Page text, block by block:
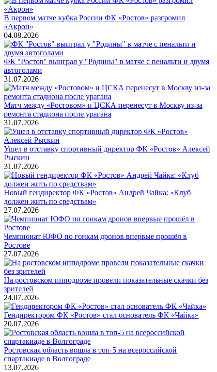
В первом матче кубка России ФК «Ростов» разгромил
«Акрон»
04.08.2026
ФК "Ростов" выиграл у "Родины" в матче с пенальти и двумя
автоголами
31.07.2026
Матч между «Ростовом» и ЦСКА перенесут в Москву из-за
ремонта стадиона после урагана
31.07.2026
Ушел в отставку спортивный директор ФК «Ростов» Алексей
Рыскин
31.07.2026
Новый гендиректор ФК «Ростов» Андрей Чайка: «Клуб
должен жить по средствам»
27.07.2026
Чемпионат ЮФО по гонкам дронов впервые прошёл в
Ростове
27.07.2026
На ростовском ипподроме провели показательные скачки без
зрителей
24.07.2026
Гендиректором ФК «Ростов» стал основатель ФК «Чайка»
20.07.2026
Ростовская область вошла в топ-5 на всероссийской
спартакиаде в Волгограде
13.07.2026